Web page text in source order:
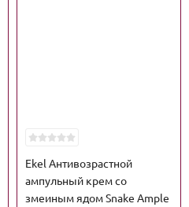
Ekel Антивозрастной
ампульный крем со
змеиным ядом Snake Ample